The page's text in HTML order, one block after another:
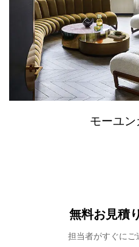
モーユ
無料お見積
担当者がすぐにご